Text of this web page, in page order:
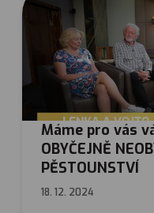
Máme pro vás
OBYČEJNĚ
PĚSTOUNSTVÍ
18. 12. 2024